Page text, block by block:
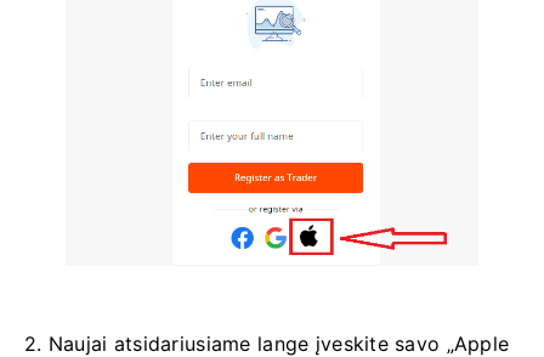
2. Naujai atsidariusiame lange įveskite savo „Apple